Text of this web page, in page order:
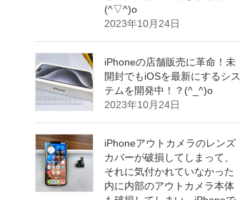
(^▽^)o
2023年10月24日
iPhoneの店舗販売に革命！未
開封でもiOSを最新にするシス
テムを開発中！？(^_^)o
2023年10月24日
iPhoneアウトカメラのレンズ
カバーが破損してしまって、
それに気付かれていなかった
内に内部のアウトカメラ本体